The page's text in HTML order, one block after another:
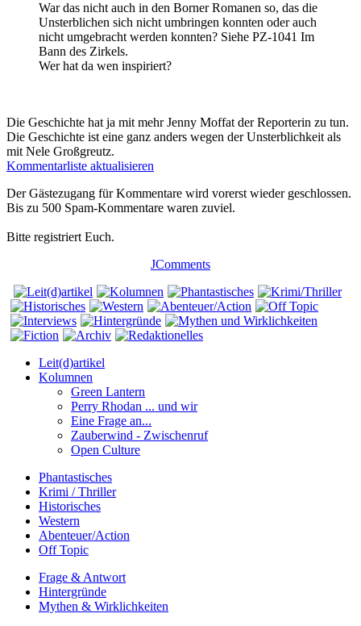
War das nicht auch in den Borner Romanen so, das die
Unsterblichen sich nicht umbringen konnten oder auch
nicht umgebracht werden konnten? Siehe PZ-1041 Im
Bann des Zirkels.
Wer hat da wen inspiriert?
Die Geschichte hat ja mit mehr Jenny Moffat der Reporterin zu tun.
Die Geschichte ist eine ganz anders wegen der Unsterblichkeit als
mit Nele Großgreutz.
Kommentarliste aktualisieren
Der Gästezugang für Kommentare wird vorerst wieder geschlossen.
Bis zu 500 Spam-Kommentare waren zuviel.
Bitte registriert Euch.
JComments
Leit(d)artikel
Kolumnen
Green Lantern
Perry Rhodan ... und wir
Eine Frage an...
Zauberwind - Zwischenruf
Open Culture
Phantastisches
Krimi / Thriller
Historisches
Western
Abenteuer/Action
Off Topic
Frage & Antwort
Hintergründe
Mythen & Wirklichkeiten